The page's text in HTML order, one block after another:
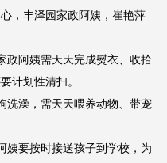
，丰泽园家政阿姨，崔艳萍
政阿姨需天天完成熨衣、收拾
计划性清扫。
洗澡，需天天喂养动物、带宠
姨要按时接送孩子到学校，为